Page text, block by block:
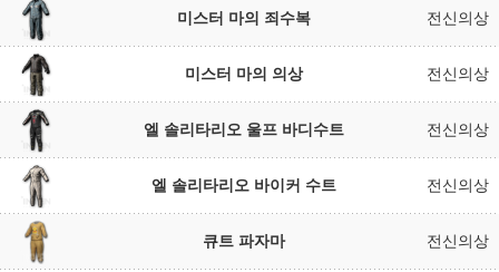
미스터 마의 죄수복 전신의상
미스터 마의 의상 전신의상
엘 솔리타리오 울프 바디수트 전신의상
엘 솔리타리오 바이커 수트 전신의상
큐트 파자마 전신의상